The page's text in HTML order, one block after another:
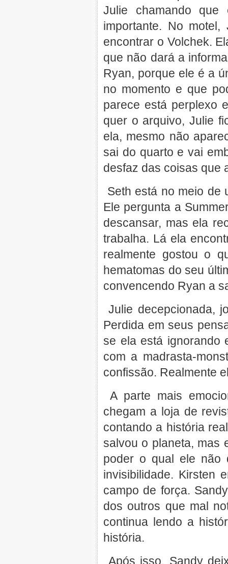
Julie chamando
importante. No
encontrar o Volchek.
que não dará a
Ryan, porque ele é a
no momento e que
parece está perplexo
quer o arquivo, Julie
ela, mesmo não
sai do quarto e vai
desfaz das coisas que
Seth está no meio de
Ele pergunta a
descansar, mas ela
trabalha. Lá ela
realmente gostou o
hematomas do seu
convencendo Ryan a
Julie decepcionada,
Perdida em seus
se ela está ignorando
com a madrasta-
confissão. Realmente
A parte mais
chegam a loja de
contando a história
salvou o planeta, mas
poder o qual ele não
invisibilidade. Kirsten
campo de força.
dos outros que mal
continua lendo a
história.
Após isso, Sandy